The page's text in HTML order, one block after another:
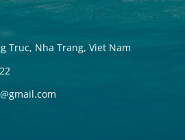
Truc, Nha Trang, Viet Nam